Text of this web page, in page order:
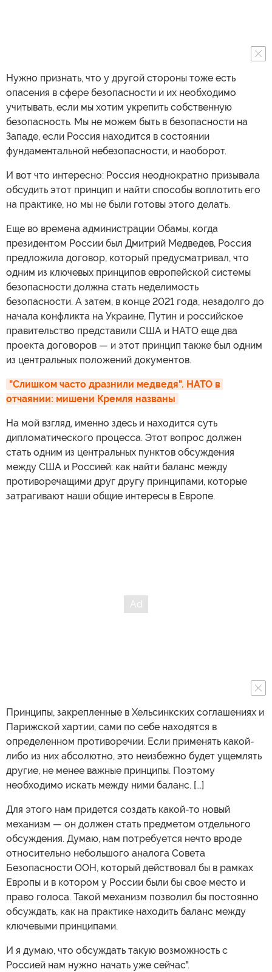
Нужно признать, что у другой стороны тоже есть
опасения в сфере безопасности и их необходимо
учитывать, если мы хотим укрепить собственную
безопасность. Мы не можем быть в безопасности на
Западе, если Россия находится в состоянии
фундаментальной небезопасности, и наоборот.
И вот что интересно: Россия неоднократно призывала
обсудить этот принцип и найти способы воплотить его
на практике, но мы не были готовы этого делать.
Еще во времена администрации Обамы, когда
президентом России был Дмитрий Медведев, Россия
предложила договор, который предусматривал, что
одним из ключевых принципов европейской системы
безопасности должна стать неделимость
безопасности. А затем, в конце 2021 года, незадолго до
начала конфликта на Украине, Путин и российское
правительство представили США и НАТО еще два
проекта договоров — и этот принцип также был одним
из центральных положений документов.
"Слишком часто дразнили медведя". НАТО в
отчаянии: мишени Кремля названы
На мой взгляд, именно здесь и находится суть
дипломатического процесса. Этот вопрос должен
стать одним из центральных пунктов обсуждения
между США и Россией: как найти баланс между
противоречащими друг другу принципами, которые
затрагивают наши общие интересы в Европе.
Принципы, закрепленные в Хельсинкских соглашениях и
Парижской хартии, сами по себе находятся в
определенном противоречии. Если применять какой-
либо из них абсолютно, это неизбежно будет ущемлять
другие, не менее важные принципы. Поэтому
необходимо искать между ними баланс. [...]
Для этого нам придется создать какой-то новый
механизм — он должен стать предметом отдельного
обсуждения. Думаю, нам потребуется нечто вроде
относительно небольшого аналога Совета
Безопасности ООН, который действовал бы в рамках
Европы и в котором у России были бы свое место и
право голоса. Такой механизм позволил бы постоянно
обсуждать, как на практике находить баланс между
ключевыми принципами.
И я думаю, что обсуждать такую возможность с
Россией нам нужно начать уже сейчас".